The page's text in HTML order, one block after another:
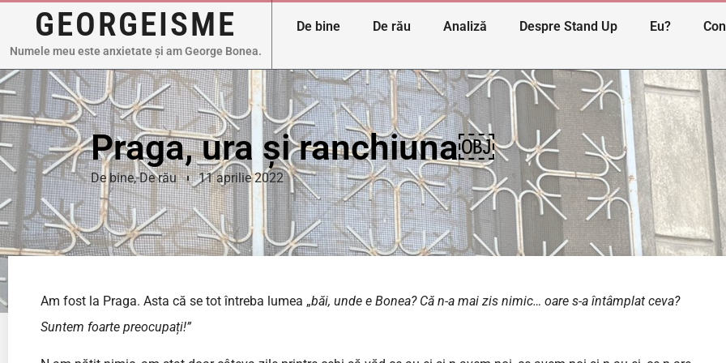
GEORGEISME
Numele meu este anxietate și am George Bonea.
De bine De rău Analiză Despre Stand Up Eu?
Praga, ura și ranchiuna￼
De bine,De rău 11 aprilie 2022
Am fost la Praga. Asta că se tot întreba lumea „băi, unde e Bonea? Că n-a mai zis nimic… oare s-a întâmplat ceva?
Suntem foarte preocupați!”